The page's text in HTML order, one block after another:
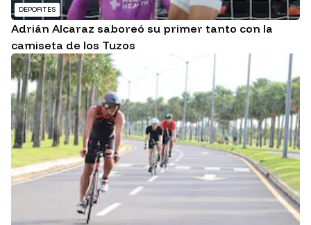
DEPORTES
Adrián Alcaraz saboreó su primer tanto con la
camiseta de los Tuzos